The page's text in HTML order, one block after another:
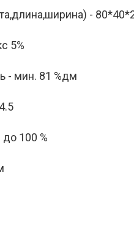
-
5%
- мин. 81 %дм
100 %